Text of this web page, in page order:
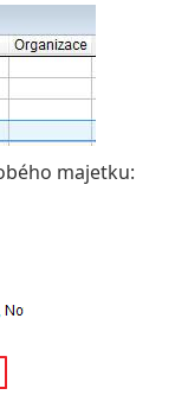
majetku: